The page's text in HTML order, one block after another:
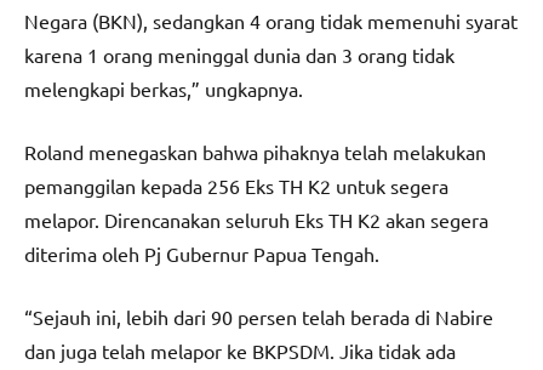
Negara (BKN), sedangkan 4 orang tidak memenuhi syarat
karena 1 orang meninggal dunia dan 3 orang tidak
melengkapi berkas,” ungkapnya.
Roland menegaskan bahwa pihaknya telah melakukan
pemanggilan kepada 256 Eks TH K2 untuk segera
melapor. Direncanakan seluruh Eks TH K2 akan segera
diterima oleh Pj Gubernur Papua Tengah.
“Sejauh ini, lebih dari 90 persen telah berada di Nabire
dan juga telah melapor ke BKPSDM. Jika tidak ada